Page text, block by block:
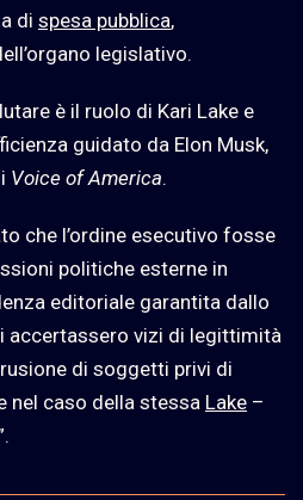
di spesa pubblica,
legislativo.
è il ruolo di Kari Lake e
guidato da Elon Musk,
Voice of America.
che l’ordine esecutivo fosse
politiche esterne in
editoriale garantita dallo
accertassero vizi di legittimità
di soggetti privi di
nel caso della stessa Lake –